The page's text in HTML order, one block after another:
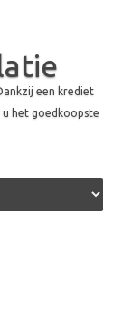
een krediet
het goedkoopste